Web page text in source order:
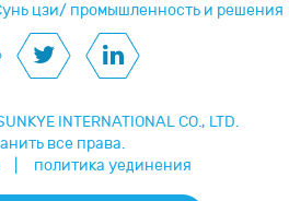
цзи/ промышленность и решения
INTERNATIONAL CO., LTD.
все права.
политика уединения